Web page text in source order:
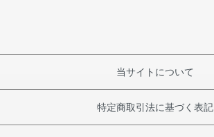
当サイトについて
特定商取引法に基づく表記